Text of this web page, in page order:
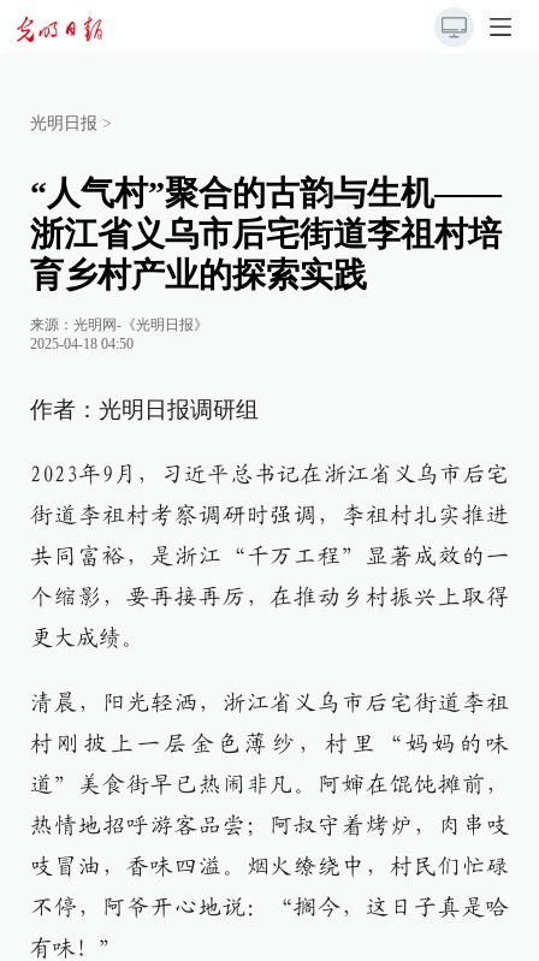
光明日报 >
“人气村”聚合的古韵与生机——
浙江省义乌市后宅街道李祖村培
育乡村产业的探索实践
来源： 光明网-《光明日报》
2025-04-18 04:50
作者：光明日报调研组
2023年9月，习近平总书记在浙江省义乌市后宅
街道李祖村考察调研时强调，李祖村扎实推进
共同富裕，是浙江“千万工程”显著成效的一
个缩影，要再接再厉，在推动乡村振兴上取得
更大成绩。
清晨，阳光轻洒，浙江省义乌市后宅街道李祖
村刚披上一层金色薄纱，村里“妈妈的味
道”美食街早已热闹非凡。阿婶在馄饨摊前，
热情地招呼游客品尝；阿叔守着烤炉，肉串吱
吱冒油，香味四溢。烟火缭绕中，村民们忙碌
不停，阿爷开心地说：“搁今，这日子真是哈
有味！”